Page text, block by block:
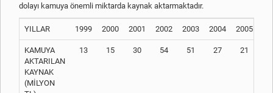
dolayı kamuya önemli miktarda kaynak aktarmaktadır.
YILLAR 1999 2000 2001 2002 2003 2004 2005
KAMUYA
AKTARILAN
KAYNAK
(MİLYON
13 15 30 54 51 27 21